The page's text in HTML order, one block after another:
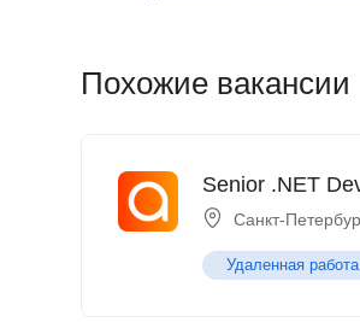
Похожие вакансии
Senior .NET
Санкт-
Удаленная работа